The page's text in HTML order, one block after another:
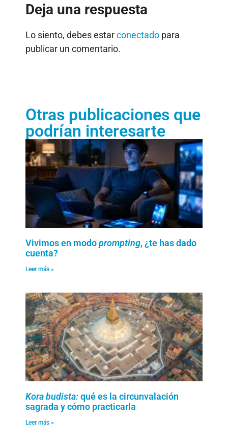
Deja una respuesta
Lo siento, debes estarconectado para
publicar un comentario.
Otras publicaciones que
podrían interesarte
Vivimos en modoprompting, ¿te has dado
cuenta?
Leer más »
Kora budista:qué es la circunvalación
sagrada y cómo practicarla
Leer más »